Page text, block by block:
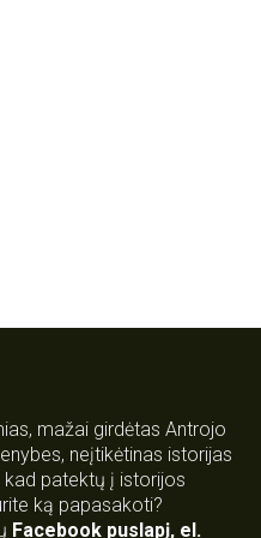
mažai girdėtas Antrojo
neįtikėtinas istorijas
kad patektų į istorijos
ką papasakoti?
Facebook puslapį, el.